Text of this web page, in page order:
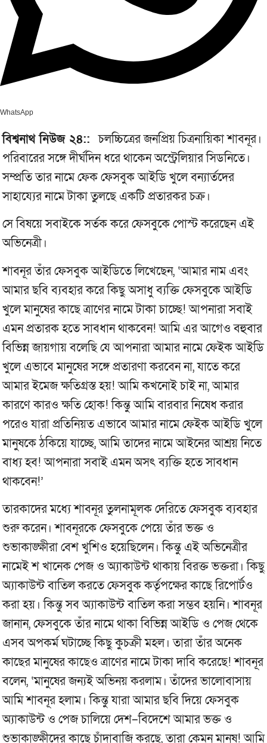
WhatsApp
বিশ্বনাথ নিউজ ২৪::চলচ্চিত্রের জনপ্রিয় চিত্রনায়িকা শাবনূর।
পরিবারের সঙ্গে দীর্ঘদিন ধরে থাকেন অস্ট্রেলিয়ার সিডনিতে।
সম্প্রতি তার নামে ফেক ফেসবুক আইডি খুলে বন্যার্তদের
সাহায্যের নামে টাকা তুলছে একটি প্রতারকর চক্র।
সে বিষয়ে সবাইকে সর্তক করে ফেসবুকে পোস্ট করেছেন এই
অভিনেত্রী।
শাবনূর তাঁর ফেসবুক আইডিতে লিখেছেন, ‘আমার নাম এবং
আমার ছবি ব্যবহার করে কিছু অসাধু ব্যক্তি ফেসবুকে আইডি
খুলে মানুষের কাছে ত্রাণের নামে টাকা চাচ্ছে! আপনারা সবাই
এমন প্রতারক হতে সাবধান থাকবেন! আমি এর আগেও বহুবার
বিভিন্ন জায়গায় বলেছি যে আপনারা আমার নামে ফেইক আইডি
খুলে এভাবে মানুষের সঙ্গে প্রতারণা করবেন না, যাতে করে
আমার ইমেজ ক্ষতিগ্রস্ত হয়! আমি কখনোই চাই না, আমার
কারণে কারও ক্ষতি হোক! কিন্তু আমি বারবার নিষেধ করার
পরেও যারা প্রতিনিয়ত এভাবে আমার নামে ফেইক আইডি খুলে
মানুষকে ঠকিয়ে যাচ্ছে, আমি তাদের নামে আইনের আশ্রয় নিতে
বাধ্য হব! আপনারা সবাই এমন অসৎ ব্যক্তি হতে সাবধান
থাকবেন!’
তারকাদের মধ্যে শাবনূর তুলনামূলক দেরিতে ফেসবুক ব্যবহার
শুরু করেন। শাবনূরকে ফেসবুকে পেয়ে তাঁর ভক্ত ও
শুভাকাঙ্ক্ষীরা বেশ খুশিও হয়েছিলেন। কিন্তু এই অভিনেত্রীর
নামেই শ খানেক পেজ ও অ্যাকাউন্ট থাকায় বিরক্ত ভক্তরা। কিছু
অ্যাকাউন্ট বাতিল করতে ফেসবুক কর্তৃপক্ষের কাছে রিপোর্টও
করা হয়। কিন্তু সব অ্যাকাউন্ট বাতিল করা সম্ভব হয়নি। শাবনূর
জানান, ফেসবুকে তাঁর নামে থাকা বিভিন্ন আইডি ও পেজ থেকে
এসব অপকর্ম ঘটাচ্ছে কিছু কুচক্রী মহল। তারা তাঁর অনেক
কাছের মানুষের কাছেও ত্রাণের নামে টাকা দাবি করেছে! শাবনূর
বলেন, ‘মানুষের জন্যই অভিনয় করলাম। তাঁদের ভালোবাসায়
আমি শাবনূর হলাম। কিন্তু যারা আমার ছবি দিয়ে ফেসবুক
অ্যাকাউন্ট ও পেজ চালিয়ে দেশ–বিদেশে আমার ভক্ত ও
শুভাকাঙ্ক্ষীদের কাছে চাঁদাবাজি করছে, তারা কেমন মানুষ! আমি